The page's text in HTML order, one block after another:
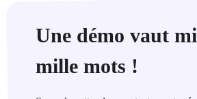
Une démo vaut
mille mots !